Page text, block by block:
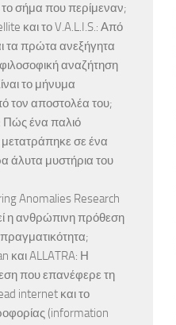
σήμα που περίμεναν;
και το V.A.L.I.S.: Από
τα πρώτα ανεξήγητα
αναζήτηση
το μήνυμα
τον αποστολέα του;
Πώς ένα παλιό
μετατράπηκε σε ένα
άλυτα μυστήρια του
Anomalies Research
η ανθρώπινη πρόθεση
και ALLATRA: Η
που επανέφερε τη
internet και το
(information